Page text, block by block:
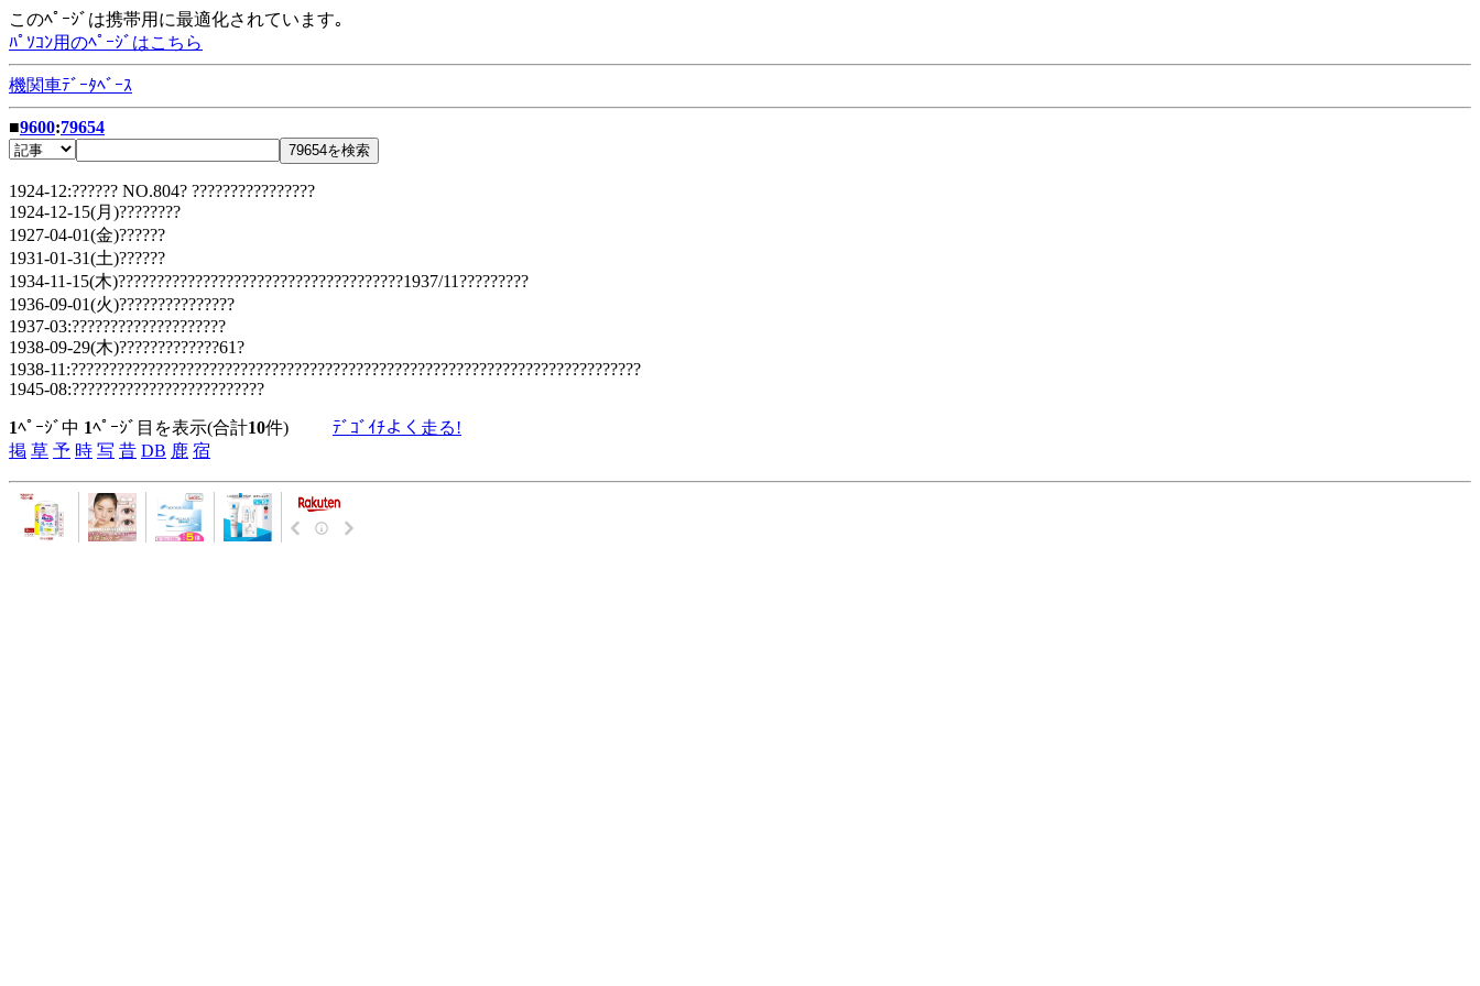
このﾍﾟｰｼﾞは携帯用に最適化されています｡
ﾊﾟｿｺﾝ用のﾍﾟｰｼﾞはこちら
機関車ﾃﾞｰﾀﾍﾞｰｽ
■9600:79654
1924-12:?????? NO.804? ????????????????
1924-12-15(月)????????
1927-04-01(金)??????
1931-01-31(土)??????
1934-11-15(木)?????????????????????????????????????1937/11?????????
1936-09-01(火)???????????????
1937-03:????????????????????
1938-09-29(木)?????????????61?
1938-11:??????????????????????????????????????????????????????????????????????????
1945-08:?????????????????????????
1ﾍﾟｰｼﾞ中 1ﾍﾟｰｼﾞ目を表示(合計10件) ﾃﾞｺﾞｲﾁよく走る!
掲 草 予 時 写 昔 DB 鹿 宿